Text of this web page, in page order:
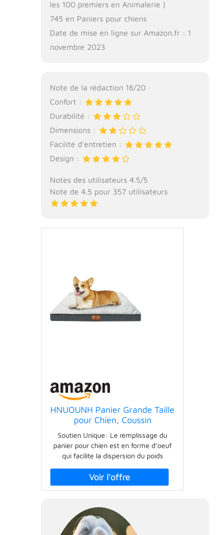
les 100 premiers en Animalerie )
745 en Paniers pour chiens
Date de mise en ligne sur Amazon.fr : 1
novembre 2023
Note de la rédaction 16/20
Confort :
Durabilité :
Dimensions :
Facilité d’entretien :
Design :
Notes des utilisateurs 4.5/5
Note de 4.5 pour 357 utilisateurs
HNUOUNH Panier Grande Taille
pour Chien, Coussin
Orthopédique, Tapis avec
Couche Imperméable, Housse
Déhoussable et Lavable, Fond
Antidérapant, Gris,
76x50x8cm
Soutien Unique: Le remplissage du
panier pour chien est en forme d’oeuf
qui facilite la dispersion du poids
peut soulager les douleurs articulaires
et musculaires de votre ami, en
gonflante. Respirant et Confortable: Le
tissu supérieur du lit orthopédique
chien est en velours moelleux. La